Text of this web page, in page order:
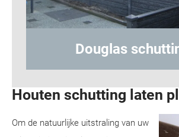
Houten schutting laten
Om de natuurlijke uitstraling van uw